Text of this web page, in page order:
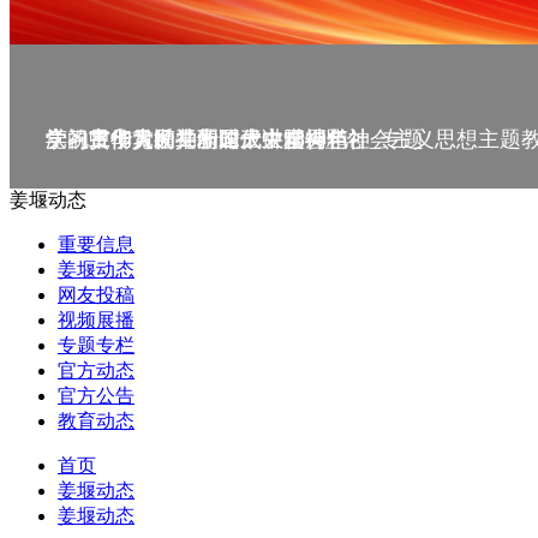
庆祝中华人民共和国成立75周年
学习贯彻党的二十届三中全会精神_专题
党的二十大精神理论大讲堂--理论
学习宣传贯彻党的二十大精神
学习贯彻习近平新时代中国特色社会主义思想主题
姜堰动态
重要信息
姜堰动态
网友投稿
视频展播
专题专栏
官方动态
官方公告
教育动态
首页
姜堰动态
姜堰动态